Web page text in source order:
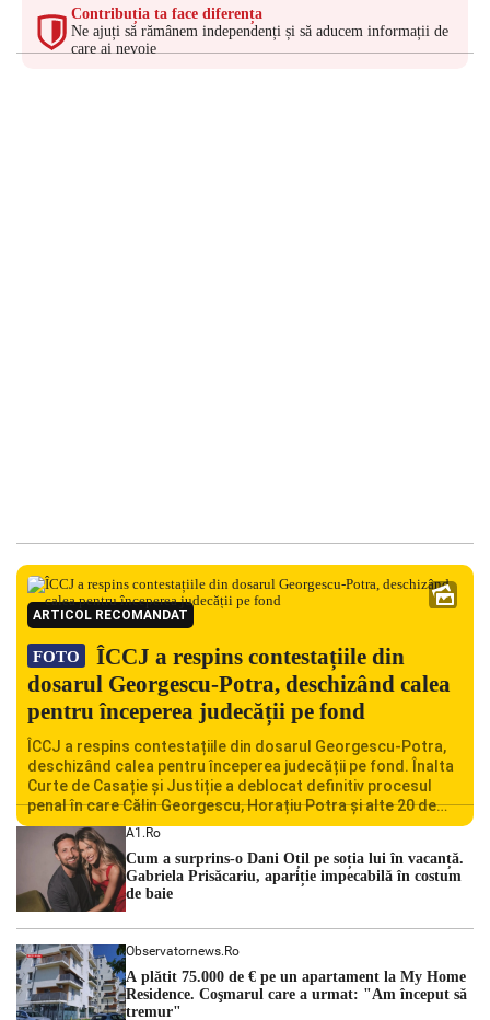
Contribuția ta face diferența
Ne ajuți să rămânem independenți și să aducem informații de
care ai nevoie
ARTICOL RECOMANDAT
FOTO
ÎCCJ a respins contestațiile din
dosarul Georgescu-Potra, deschizând calea
pentru începerea judecății pe fond
ÎCCJ a respins contestațiile din dosarul Georgescu-Potra,
deschizând calea pentru începerea judecății pe fond. Înalta
Curte de Casație și Justiție a deblocat definitiv procesul
penal în care Călin Georgescu, Horațiu Potra și alte 20 de
persoane sunt acuzați de acțiuni îndreptate împotriva
ordinii constituționale. În ședința din camera preliminară,
judecătorii de la instanța supremă au […]
A1.ro
Cum a surprins-o Dani Oțil pe soția lui în vacanță.
Gabriela Prisăcariu, apariție impecabilă în costum
de baie
Observatornews.ro
A plătit 75.000 de € pe un apartament la My Home
Residence. Coşmarul care a urmat: "Am început să
tremur"